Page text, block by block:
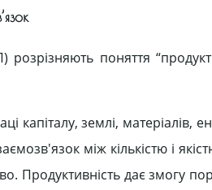
поняття
землі, матеріалів,
між кількістю і
Продуктивність дає змогу